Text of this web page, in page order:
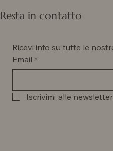
Resta in contatto
Ricevi info su tutte le
Email *
Iscrivimi alle newsletter